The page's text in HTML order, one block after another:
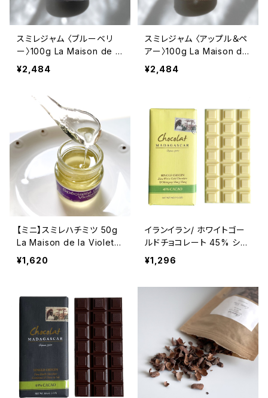
スミレジャム 〈ブルーベリ
ー〉100g La Maison de la
Violette バイオレットジャ
ム Francis Miot
¥2,484
スミレジャム 〈アップル＆ペ
アー〉100g La Maison de
la Violette バイオレットジ
ャム Francis Miot
¥2,484
【ミニ】スミレハチミツ 50g
La Maison de la Violette
バイオレットハニー フラン
ス/トゥールーズ
¥1,620
イランイラン/ ホワイトゴー
ルドチョコレート 45% ショ
コラマダガスカル Chocola
t Madagascar
¥1,296